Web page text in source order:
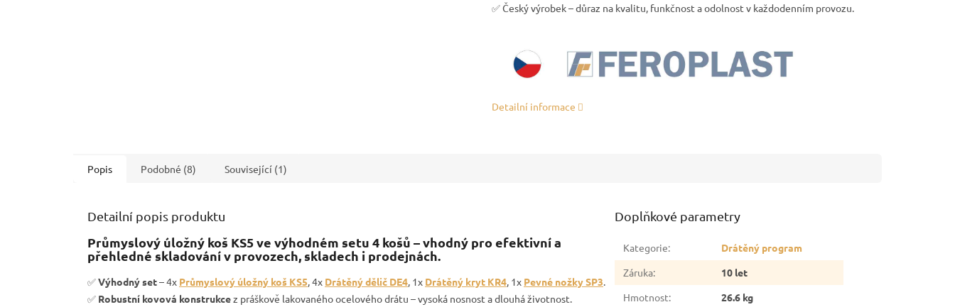
✅ Český výrobek – důraz na kvalitu, funkčnost a odolnost v každodenním provozu.
Detailní informace
Popis Podobné (8) Související (1)
Detailní popis produktu
Průmyslový úložný koš KS5 ve výhodném setu 4 košů – vhodný pro efektivní a
přehledné skladování v provozech, skladech i prodejnách.
✅Výhodný set– 4x Průmyslový úložný koš KS5, 4x Drátěný dělič DE4, 1x Drátěný kryt KR4, 1x Pevné nožky SP3.
✅ Robustní kovová konstrukcez práškově lakovaného ocelového drátu – vysoká nosnost a dlouhá životnost.
Doplňkové parametry
Kategorie:
Drátěný program
Záruka:
10 let
Hmotnost:
26.6 kg